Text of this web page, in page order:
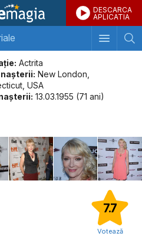
DESCARCA
APLICATIA
Actrita
New London,
USA
13.03.1955 (71 ani)
7.7
Votează